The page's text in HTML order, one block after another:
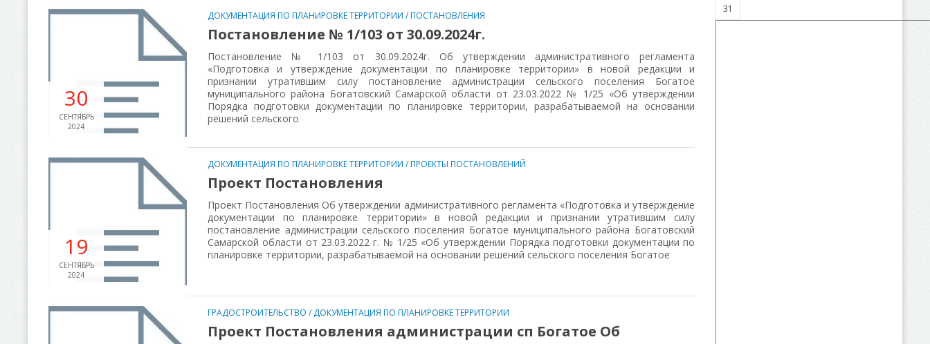
30
СЕНТЯБРЬ
2024
ДОКУМЕНТАЦИЯ ПО ПЛАНИРОВКЕ ТЕРРИТОРИИ /ПОСТАНОВЛЕНИЯ
Постановление № 1/103 от 30.09.2024г.
Постановление № 1/103 от 30.09.2024г. Об утверждении административного регламента
«Подготовка и утверждение документации по планировке территории» в новой редакции и
признании утратившим силу постановление администрации сельского поселения Богатое
муниципального района Богатовский Самарской области от 23.03.2022 № 1/25 «Об утверждении
Порядка подготовки документации по планировке территории, разрабатываемой на основании
решений сельского
19
СЕНТЯБРЬ
2024
ДОКУМЕНТАЦИЯ ПО ПЛАНИРОВКЕ ТЕРРИТОРИИ /ПРОЕКТЫ ПОСТАНОВЛЕНИЙ
Проект Постановления
Проект Постановления Об утверждении административного регламента «Подготовка и утверждение
документации по планировке территории» в новой редакции и признании утратившим силу
постановление администрации сельского поселения Богатое муниципального района Богатовский
Самарской области от 23.03.2022 г. № 1/25 «Об утверждении Порядка подготовки документации по
планировке территории, разрабатываемой на основании решений сельского поселения Богатое
ГРАДОСТРОИТЕЛЬСТВО /ДОКУМЕНТАЦИЯ ПО ПЛАНИРОВКЕ ТЕРРИТОРИИ
Проект Постановления администрации сп Богатое Об
31